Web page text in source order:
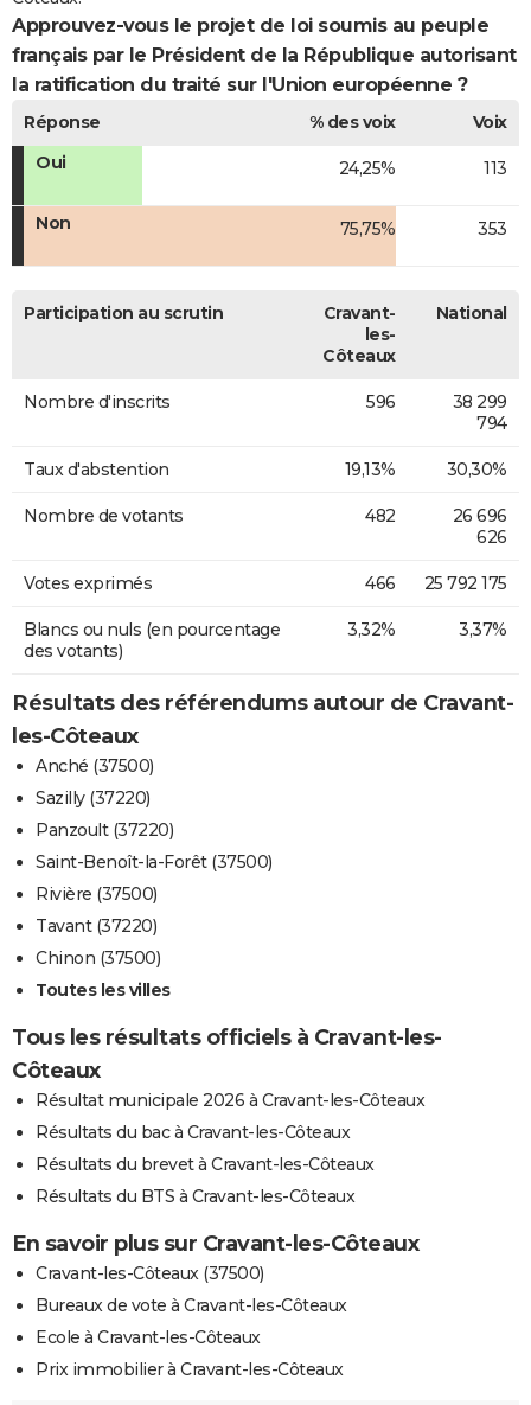
Approuvez-vous le projet de loi soumis au peuple
français par le Président de la République autorisant
la ratification du traité sur l'Union européenne ?
Réponse % des voix
Voix
Oui
24,25% 113
Non 75,75% 353
Participation au scrutin
Cravant-
les-
Côteaux
National
Nombre d'inscrits 596
38 299
794
Taux d'abstention 19,13% 30,30%
Nombre de votants 482
26 696
626
Votes exprimés 466 25 792 175
Blancs ou nuls (en pourcentage
des votants)
3,32% 3,37%
Résultats des référendums autour de Cravant-
les-Côteaux
Anché (37500)
Sazilly (37220)
Panzoult (37220)
Saint-Benoît-la-Forêt (37500)
Rivière (37500)
Tavant (37220)
Chinon (37500)
Toutes les villes
Tous les résultats officiels à Cravant-les-
Côteaux
Résultat municipale 2026 à Cravant-les-Côteaux
Résultats du bac à Cravant-les-Côteaux
Résultats du brevet à Cravant-les-Côteaux
Résultats du BTS à Cravant-les-Côteaux
En savoir plus sur Cravant-les-Côteaux
Cravant-les-Côteaux (37500)
Bureaux de vote à Cravant-les-Côteaux
Ecole à Cravant-les-Côteaux
Prix immobilier à Cravant-les-Côteaux